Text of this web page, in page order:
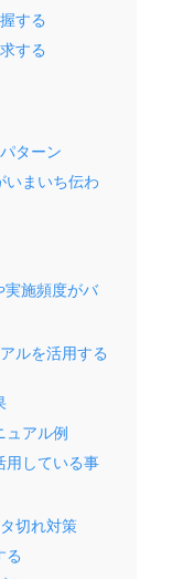
する
する
ターン
いまいち伝わ
実施頻度がバ
ルを活用する
ュアル例
用している事
切れ対策
る